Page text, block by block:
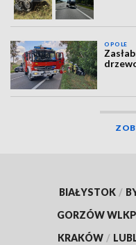
OPOLE
BIAŁYSTOK /
GORZÓW
KRAKÓW /